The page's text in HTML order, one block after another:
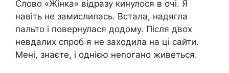
Слово «Жінка» відразу кинулося в очі. Я
навіть не замислилась. Встала, надягла
пальто і повернулася додому. Після двох
невдалих спроб я не заходила на ці сайти.
Мені, знаєте, і однією неnогано живеться.